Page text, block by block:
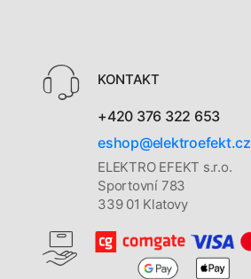
KONTAKT
+420 376 322 653
eshop@elektroefekt.cz
ELEKTRO EFEKT s.r.o.
Sportovní 783
339 01 Klatovy